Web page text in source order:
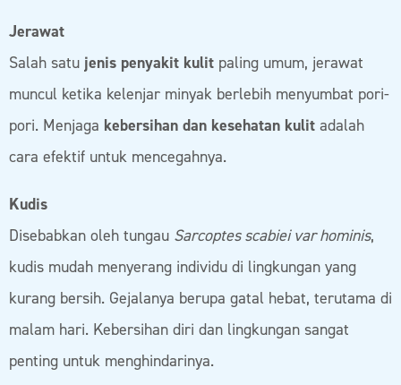
Jerawat
Salah satu jenis penyakit kulit paling umum, jerawat
muncul ketika kelenjar minyak berlebih menyumbat pori-
pori. Menjaga kebersihan dan kesehatan kulit adalah
cara efektif untuk mencegahnya.
Kudis
Disebabkan oleh tungau Sarcoptes scabiei var hominis,
kudis mudah menyerang individu di lingkungan yang
kurang bersih. Gejalanya berupa gatal hebat, terutama di
malam hari. Kebersihan diri dan lingkungan sangat
penting untuk menghindarinya.